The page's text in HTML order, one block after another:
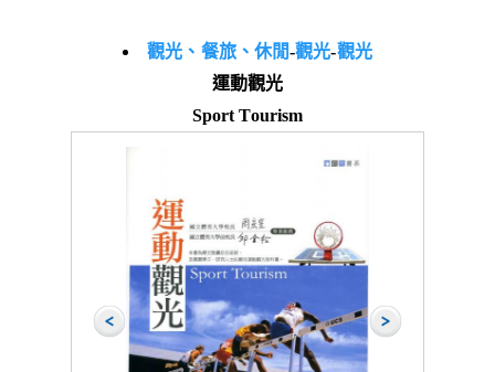
觀光、餐旅、休閒-觀光-觀光
運動觀光
Sport Tourism